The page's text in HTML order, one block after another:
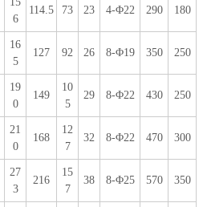
6
114.5 73 23 4-Φ22 290 180
16
5
127 92 26 8-Φ19 350 250
19
0
149
10
5
29 8-Φ22 430 250
21
0
168
12
7
32 8-Φ22 470 300
27
3
216
15
7
38 8-Φ25 570 350